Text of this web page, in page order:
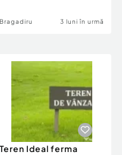
Bragadiru 3 luni în urmă
Teren Ideal ferma